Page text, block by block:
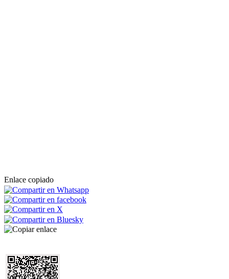
Enlace copiado